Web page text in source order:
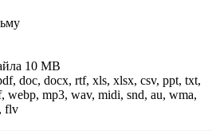
10 MB
doc, docx, rtf, xls, xlsx, csv, ppt, txt,
webp, mp3, wav, midi, snd, au, wma,
flv